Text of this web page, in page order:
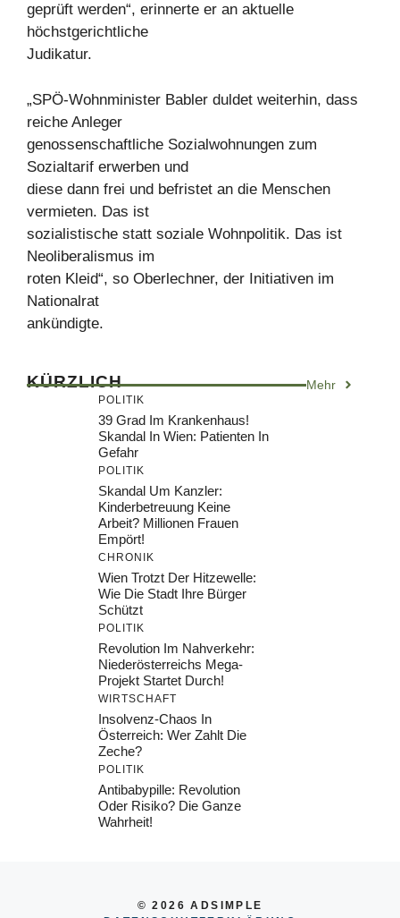
geprüft werden“, erinnerte er an aktuelle
höchstgerichtliche
Judikatur.
„SPÖ-Wohnminister Babler duldet weiterhin, dass
reiche Anleger
genossenschaftliche Sozialwohnungen zum
Sozialtarif erwerben und
diese dann frei und befristet an die Menschen
vermieten. Das ist
sozialistische statt soziale Wohnpolitik. Das ist
Neoliberalismus im
roten Kleid“, so Oberlechner, der Initiativen im
Nationalrat
ankündigte.
KÜRZLICH Mehr
POLITIK
39 Grad Im Krankenhaus!
Skandal In Wien: Patienten In
Gefahr
POLITIK
Skandal Um Kanzler:
Kinderbetreuung Keine
Arbeit? Millionen Frauen
Empört!
CHRONIK
Wien Trotzt Der Hitzewelle:
Wie Die Stadt Ihre Bürger
Schützt
POLITIK
Revolution Im Nahverkehr:
Niederösterreichs Mega-
Projekt Startet Durch!
WIRTSCHAFT
Insolvenz-Chaos In
Österreich: Wer Zahlt Die
Zeche?
POLITIK
Antibabypille: Revolution
Oder Risiko? Die Ganze
Wahrheit!
© 2026 ADSIMPLE